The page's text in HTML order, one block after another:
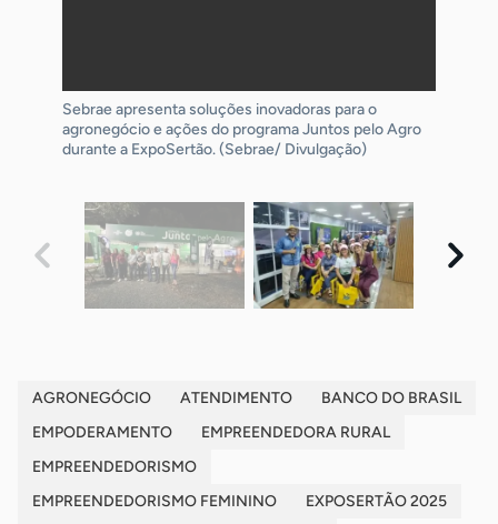
Sebrae apresenta soluções inovadoras para o
agronegócio e ações do programa Juntos pelo Agro
durante a ExpoSertão. (Sebrae/ Divulgação)
Sebrae realiza palestra em parceria com o Banco do
Brasil para mulheres empreendedoras. (Sebrae/
Divulgação)
Ações de atendimento no estande do Sebrae
ampliam acesso ao conhecimento para
empreendedores rurais.
04 exposertao
AGRONEGÓCIO ATENDIMENTO
BANCO DO BRASIL
EMPODERAMENTO
EMPREENDEDORA RURAL
EMPREENDEDORISMO
EMPREENDEDORISMO FEMININO
EXPOSERTÃO 2025